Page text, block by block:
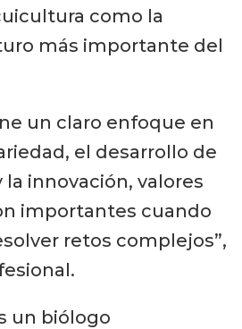
como la
más importante del
un claro enfoque en
el desarrollo de
innovación, valores
importantes cuando
retos complejos”,
un biólogo